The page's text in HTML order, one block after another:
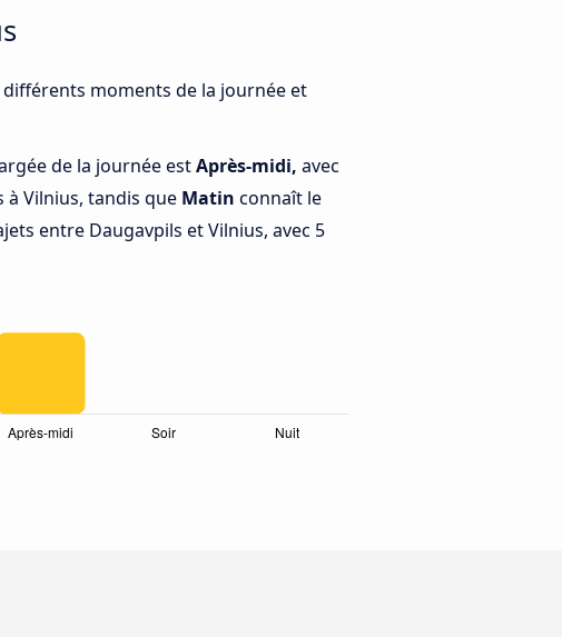
moments de la journée et
de la journée estAprès-midi, avec
à Vilnius, tandis que Matin connaît le
entre Daugavpils et Vilnius, avec 5